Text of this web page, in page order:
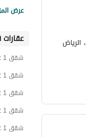
اراضي
عقارات
عرض
شقق 1 غرفة نوم حي النسيم الغربي
شقق 1 غرفة نوم حي السعادة
شقق 1 غرفة نوم حي النهضة
شقق 1 غرفة نوم حي السلام